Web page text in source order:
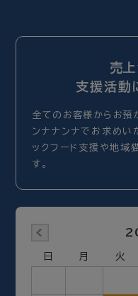
売
支援活動
全てのお客様からお預
ンナナンナでお求めい
ックフード支援や地域
す。
日 月 火